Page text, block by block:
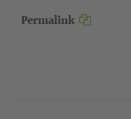
Permalink